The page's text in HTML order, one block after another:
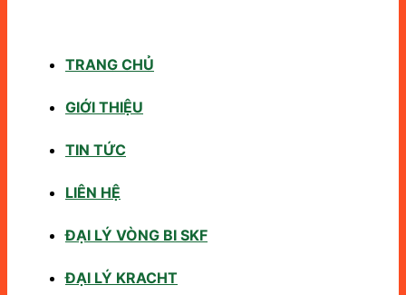
TRANG CHỦ
GIỚI THIỆU
TIN TỨC
LIÊN HỆ
ĐẠI LÝ VÒNG BI SKF
ĐẠI LÝ KRACHT